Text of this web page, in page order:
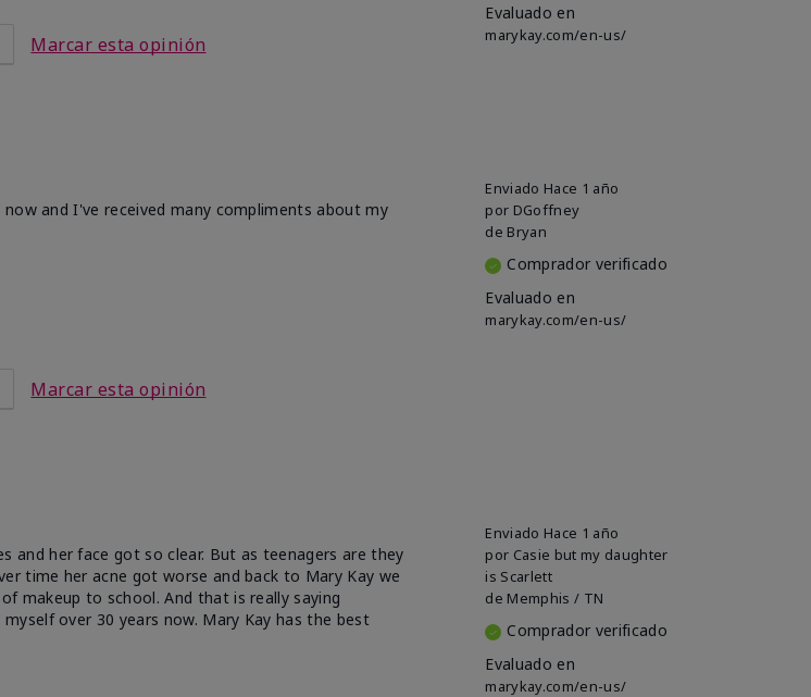
Evaluado en
marykay.com/en-us/
Marcar esta opinión
Enviado Hace 1 año
por DGoffney
de Bryan
Comprador verificado
Evaluado en
marykay.com/en-us/
and I've received many compliments about my
Marcar esta opinión
Enviado Hace 1 año
por Casie but my daughter
is Scarlett
de Memphis / TN
Comprador verificado
Evaluado en
marykay.com/en-us/
and her face got so clear. But as teenagers are they
time her acne got worse and back to Mary Kay we
makeup to school. And that is really saying
over 30 years now. Mary Kay has the best